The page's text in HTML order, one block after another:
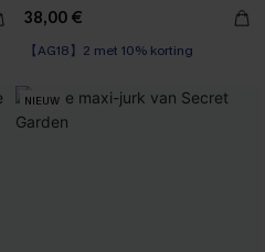
38,00 €
【AG18】2 met 10% korting
NIEUW